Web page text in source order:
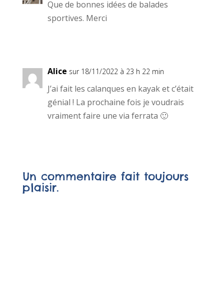
Que de bonnes idées de balades
sportives. Merci
Alice sur 18/11/2022 à 23 h 22 min
J’ai fait les calanques en kayak et c’était
génial ! La prochaine fois je voudrais
vraiment faire une via ferrata 🙂
Un commentaire fait toujours
plaisir.